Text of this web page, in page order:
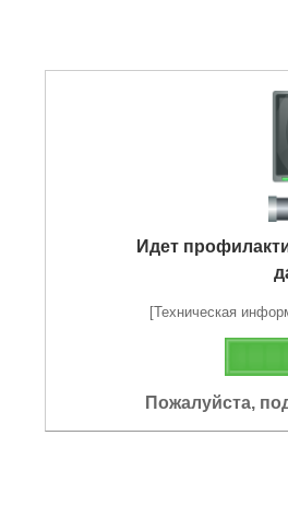
Идет
[Техническая
Пожалуйста,